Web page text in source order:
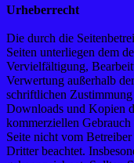
Urheberrecht
Die durch die
Seiten unterliegen dem
Vervielfältigung,
Verwertung außerhalb
schriftlichen
Downloads und Kopien
kommerziellen
Seite nicht vom
Dritter beachtet.